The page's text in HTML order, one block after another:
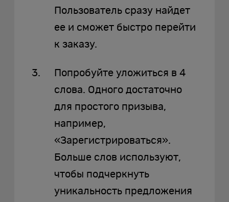
Пользователь сразу найдет
ее и сможет быстро перейти
к заказу.
Попробуйте уложиться в 4
слова. Одного достаточно
для простого призыва,
например,
«Зарегистрироваться».
Больше слов используют,
чтобы подчеркнуть
уникальность предложения